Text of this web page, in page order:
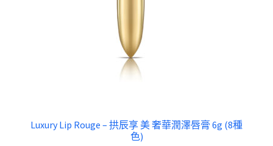
Luxury Lip Rouge – 拱辰享 美 奢華潤澤唇膏 6g (8種
色)